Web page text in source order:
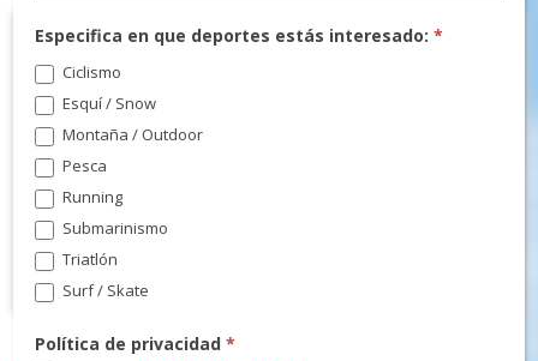
Especifica en que deportes estás interesado:*
Ciclismo
Esquí / Snow
Montaña / Outdoor
Pesca
Running
Submarinismo
Triatlón
Surf / Skate
Política de privacidad*